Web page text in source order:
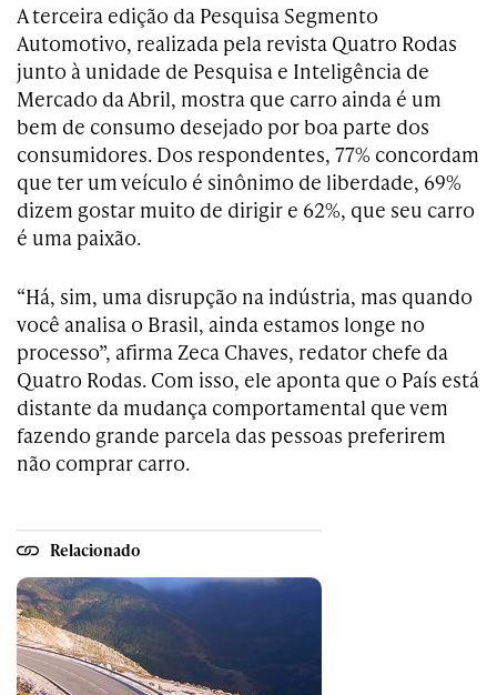
A terceira edição da Pesquisa Segmento
Automotivo, realizada pela revista Quatro Rodas
junto à unidade de Pesquisa e Inteligência de
Mercado da Abril, mostra que carro ainda é um
bem de consumo desejado por boa parte dos
consumidores. Dos respondentes, 77% concordam
que ter um veículo é sinônimo de liberdade, 69%
dizem gostar muito de dirigir e 62%, que seu carro
é uma paixão.
“Há, sim, uma disrupção na indústria, mas quando
você analisa o Brasil, ainda estamos longe no
processo”, afirma Zeca Chaves, redator chefe da
Quatro Rodas. Com isso, ele aponta que o País está
distante da mudança comportamental que vem
fazendo grande parcela das pessoas preferirem
não comprar carro.
Relacionado